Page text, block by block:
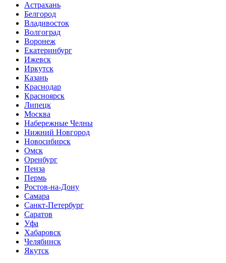
Астрахань
Белгород
Владивосток
Волгоград
Воронеж
Екатеринбург
Ижевск
Иркутск
Казань
Краснодар
Красноярск
Липецк
Москва
Набережные Челны
Нижний Новгород
Новосибирск
Омск
Оренбург
Пенза
Пермь
Ростов-на-Дону
Самара
Санкт-Петербург
Саратов
Уфа
Хабаровск
Челябинск
Якутск